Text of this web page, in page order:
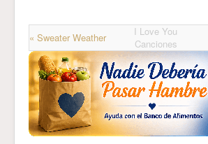
« Sweater Weather
I Love You
Canciones